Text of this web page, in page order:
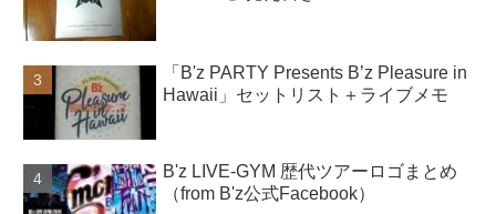
「B'z PARTY Presents B’z Pleasure in
Hawaii」セットリスト＋ライブメモ
B'z LIVE-GYM 歴代ツアーロゴまとめ
（from B'z公式Facebook）